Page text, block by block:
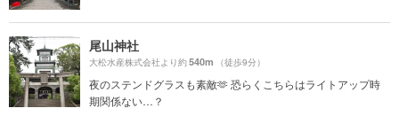
尾山神社
大松水産株式会社より約540m （徒歩9分）
夜のステンドグラスも素敵🫶 恐らくこちらはライトアップ時
期関係ない…？